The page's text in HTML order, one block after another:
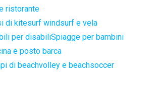
ristorante
di kitesurf windsurf e vela
per disabiliSpiagge per bambini
e posto barca
di beachvolley e beachsoccer